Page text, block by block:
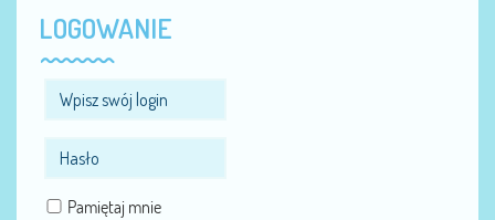
LOGOWANIE
Pamiętaj mnie